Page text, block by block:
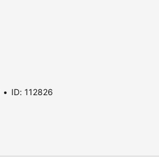
ID: 112826